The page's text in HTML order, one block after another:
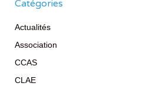
Catégories
Actualités
Association
CCAS
CLAE